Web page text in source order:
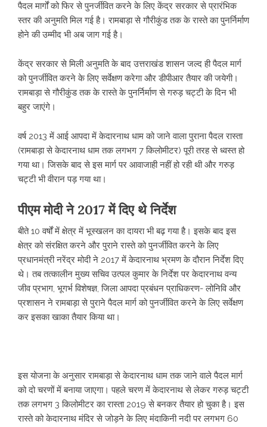
पैदल मार्गों को फिर से पुनर्जीवित करने के लिए केंद्र सरकार से प्रारंभिक
स्तर की अनुमति मिल गई है। रामबाड़ा से गौरीकुंड तक के रास्ते का पुनर्निर्माण
होने की उम्मीद भी अब जाग गई है।
केंद्र सरकार से मिली अनुमति के बाद उत्तराखंड शासन जल्द ही पैदल मार्ग
को पुनर्जीवित करने के लिए सर्वेक्षण करेगा और डीपीआर तैयार की जयेगी।
रामबाड़ा से गौरीकुंड तक के रास्ते के पुनर्निर्माण से गरुड़ चट्टी के दिन भी
बहुर जाएंगे।
वर्ष 2013 में आई आपदा में केदारनाथ धाम को जाने वाला पुराना पैदल रास्ता
(रामबाड़ा से केदारनाथ धाम तक लगभग 7 किलोमीटर) पूरी तरह से ध्वस्त हो
गया था। जिसके बाद से इस मार्ग पर आवाजाही नहीं हो रही थी और गरुड़
चट्टी भी वीरान पड़ गया था।
पीएम मोदी ने 2017 में दिए थे निर्देश
बीते 10 वर्षों में क्षेत्र में भूस्खलन का दायरा भी बढ़ गया है। इसके बाद इस
क्षेत्र को संरक्षित करने और पुराने रास्ते को पुनर्जीवित करने के लिए
प्रधानमंत्री नरेंद्र मोदी ने 2017 में केदारनाथ भ्रमण के दौरान निर्देश दिए
थे। तब तत्कालीन मुख्य सचिव उत्पल कुमार के निर्देश पर केदारनाथ वन्य
जीव प्रभाग, भूगर्भ विशेषज्ञ, जिला आपदा प्रबंधन प्राधिकरण- लोनिवि और
प्रशासन ने रामबाड़ा से पुराने पैदल मार्ग को पुनर्जीवित करने के लिए सर्वेक्षण
कर इसका खाका तैयार किया था।
इस योजना के अनुसार रामबाड़ा से केदारनाथ धाम तक जाने वाले पैदल मार्ग
को दो चरणों में बनाया जाएगा। पहले चरण में केदारनाथ से लेकर गरुड़ चट्टी
तक लगभग 3 किलोमीटर का रास्ता 2019 से बनकर तैयार हो चुका है। इस
रास्ते को केदारनाथ मंदिर से जोड़ने के लिए मंदाकिनी नदी पर लगभग 60